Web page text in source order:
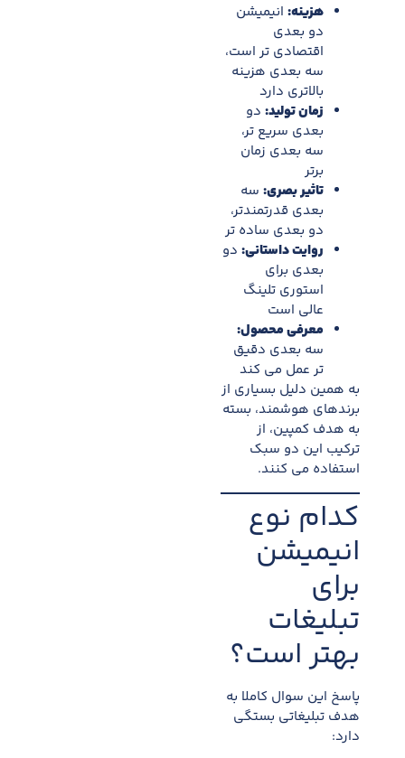
هزینه: انیمیشن
دو بعدی
اقتصادی تر است،
سه بعدی هزینه
بالاتری دارد
زمان تولید: دو
بعدی سریع تر،
سه بعدی زمان
برتر
تاثیر بصری: سه
بعدی قدرتمندتر،
دو بعدی ساده تر
روایت داستانی: دو
بعدی برای
استوری تلینگ
عالی است
معرفی محصول:
سه بعدی دقیق
تر عمل می کند
به همین دلیل بسیاری از
برندهای هوشمند، بسته
به هدف کمپین، از
ترکیب این دو سبک
استفاده می کنند.
کدام نوع
انیمیشن
برای
تبلیغات
بهتر است؟
پاسخ این سوال کاملا به
هدف تبلیغاتی بستگی
دارد: